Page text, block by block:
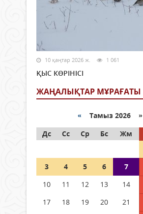
10 қаңтар 2026 ж. 1 061
ҚЫС КӨРІНІСІ
ЖАҢАЛЫҚТАР МҰРАҒАТЫ
« Тамыз 2026 »
Дс
Сс Ср Бс Жм
3
4 5 6 7
10
11 12 13 14
17
18 19 20 21